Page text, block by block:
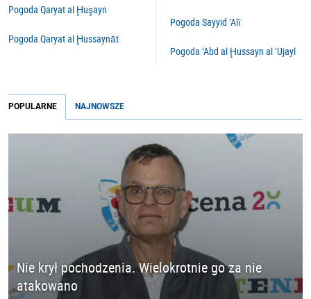
Pogoda Qaryat al Ḩuşayn
Pogoda Qaryat al Ḩussaynāt
Pogoda Sayyid ‘Alī
Pogoda ‘Abd al Ḩussayn al ‘Ujayl
POPULARNE NAJNOWSZE
Nie krył pochodzenia. Wielokrotnie go za nie
atakowano